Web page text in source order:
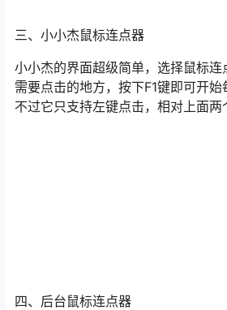
三、小小杰鼠标连点器
小小杰的界面超级简单，选择鼠标连
需要点击的地方，按下F1键即可开始
不过它只支持左键点击，相对上面两
四、后台鼠标连点器